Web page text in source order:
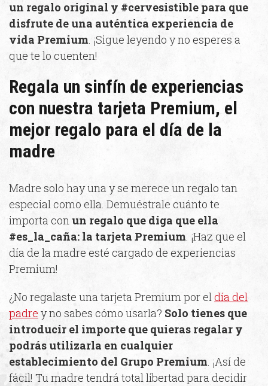
un regalo original y #cervesistible para que
disfrute de una auténtica experiencia de
vida Premium. ¡Sigue leyendo y no esperes a
que te lo cuenten!
Regala un sinfín de experiencias
con nuestra tarjeta Premium, el
mejor regalo para el día de la
madre
Madre solo hay una y se merece un regalo tan
especial como ella. Demuéstrale cuánto te
importa con un regalo que diga que ella
#es_la_caña: la tarjeta Premium. ¡Haz que el
día de la madre esté cargado de experiencias
Premium!
¿No regalaste una tarjeta Premium por eldía del
padre y no sabes cómo usarla? Solo tienes que
introducir el importe que quieras regalar y
podrás utilizarla en cualquier
establecimiento del Grupo Premium. ¡Así de
fácil! Tu madre tendrá total libertad para decidir